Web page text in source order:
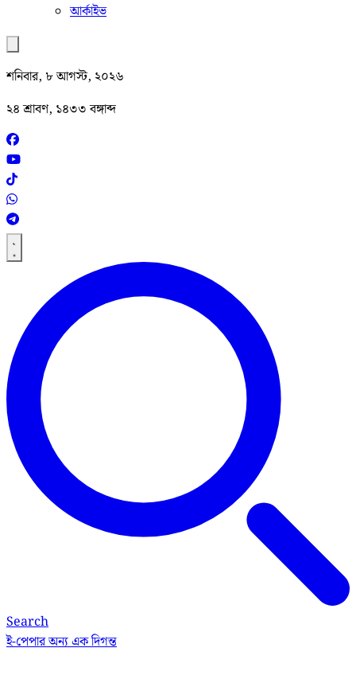
আর্কাইভ
শনিবার, ৮ আগস্ট, ২০২৬
২৪ শ্রাবণ, ১৪৩৩ বঙ্গাব্দ
Search
ই-পেপারঅন্য এক দিগন্ত